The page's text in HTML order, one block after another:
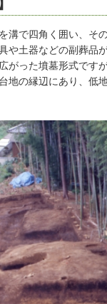
で四角く囲い、そ
や土器などの副葬品
った墳墓形式です
地の縁辺にあり、低